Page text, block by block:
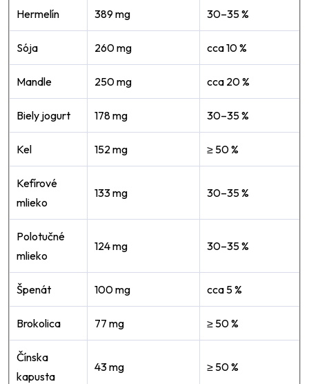
Hermelín 389 mg 30–35 %
Sója 260 mg cca 10 %
Mandle 250 mg cca 20 %
Biely jogurt 178 mg 30–35 %
Kel 152 mg ≥ 50 %
Kefírové
mlieko
133 mg 30–35 %
Polotučné
mlieko
124 mg 30–35 %
Špenát 100 mg cca 5 %
Brokolica 77 mg ≥ 50 %
Čínska
kapusta
43 mg ≥ 50 %